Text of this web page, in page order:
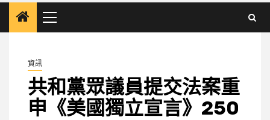
Primary
Menu
資訊
共和黨眾議員提交法案重
申《美國獨立宣言》250